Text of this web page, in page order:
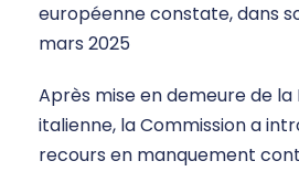
européenne constate, dans
mars 2025
Après mise en demeure de la
italienne, la Commission a
recours en manquement